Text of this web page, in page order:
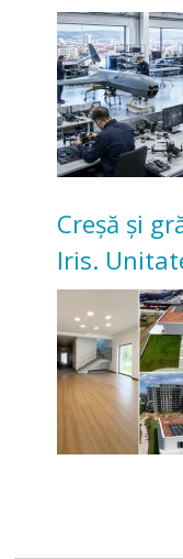
înceapă în
Creșă și
Iris.
pentru